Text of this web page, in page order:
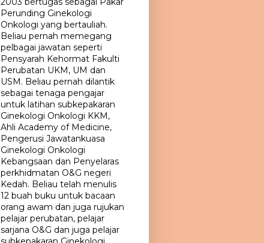
Perunding Ginekologi
Onkologi yang bertauliah.
Beliau pernah memegang
pelbagai jawatan seperti
Pensyarah Kehormat Fakulti
Perubatan UKM, UM dan
USM. Beliau pernah dilantik
sebagai tenaga pengajar
untuk latihan subkepakaran
Ginekologi Onkologi KKM,
Ahli Academy of Medicine,
Pengerusi Jawatankuasa
Ginekologi Onkologi
Kebangsaan dan Penyelaras
perkhidmatan O&G negeri
Kedah. Beliau telah menulis
12 buah buku untuk bacaan
orang awam dan juga rujukan
pelajar perubatan, pelajar
sarjana O&G dan juga pelajar